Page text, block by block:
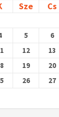
Sze Cs
5 6
12 13
19 20
26 27